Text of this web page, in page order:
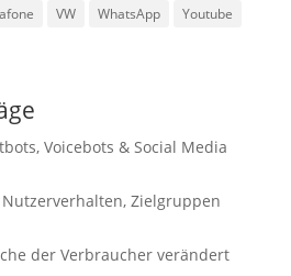
VW WhatsApp
Youtube
Voicebots & Social Media
Zielgruppen
der Verbraucher verändert